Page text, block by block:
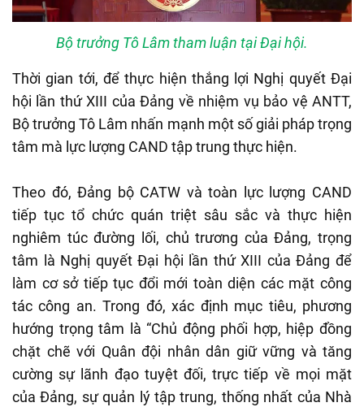
Bộ trưởng Tô Lâm tham luận tại Đại hội.
Thời gian tới, để thực hiện thắng lợi Nghị quyết Đại
hội lần thứ XIII của Đảng về nhiệm vụ bảo vệ ANTT,
Bộ trưởng Tô Lâm nhấn mạnh một số giải pháp trọng
tâm mà lực lượng CAND tập trung thực hiện.
Theo đó, Đảng bộ CATW và toàn lực lượng CAND
tiếp tục tổ chức quán triệt sâu sắc và thực hiện
nghiêm túc đường lối, chủ trương của Đảng, trọng
tâm là Nghị quyết Đại hội lần thứ XIII của Đảng để
làm cơ sở tiếp tục đổi mới toàn diện các mặt công
tác công an. Trong đó, xác định mục tiêu, phương
hướng trọng tâm là “Chủ động phối hợp, hiệp đồng
chặt chẽ với Quân đội nhân dân giữ vững và tăng
cường sự lãnh đạo tuyệt đối, trực tiếp về mọi mặt
của Đảng, sự quản lý tập trung, thống nhất của Nhà